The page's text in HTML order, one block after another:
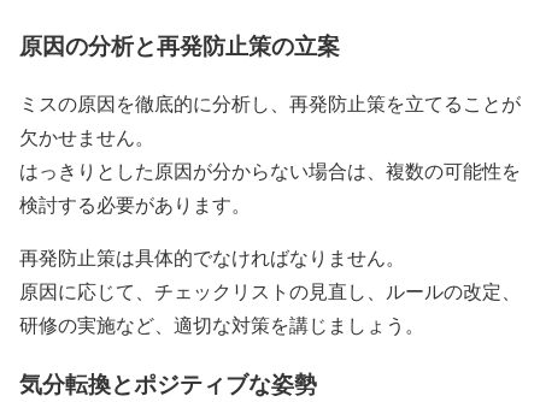
原因の分析と再発防止策の立案
ミスの原因を徹底的に分析し、再発防止策を立てることが
欠かせません。
はっきりとした原因が分からない場合は、複数の可能性を
検討する必要があります。
再発防止策は具体的でなければなりません。
原因に応じて、チェックリストの見直し、ルールの改定、
研修の実施など、適切な対策を講じましょう。
気分転換とポジティブな姿勢